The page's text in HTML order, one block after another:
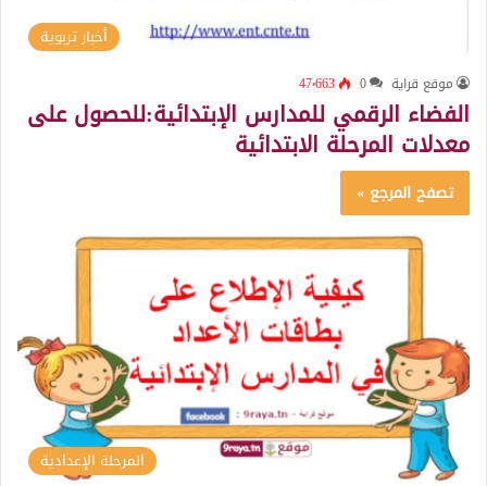
أخبار تربوية
موقع قراية 0 47٬663
الفضاء الرقمي للمدارس الإبتدائية:للحصول على
معدلات المرحلة الابتدائية
تصفح المرجع »
المرحلة الإعدادية